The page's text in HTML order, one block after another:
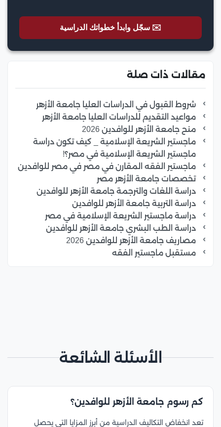
✉️ سجّل وابدأ خطواتك الدراسية
مقالات ذات صلة
شروط القبول في الدراسات العليا جامعة الأزهر
مواعيد التقديم للدراسات العليا جامعة الأزهر
منح جامعة الأزهر للوافدين 2026
ماجستير الشريعة الإسلامية _ كيف تكون دراسة
ماجستير الشريعة الإسلامية في مصر؟!
ماجستير الفقه المقارن في مصر في مصر للوافدين
تخصصات جامعة الأزهر مصر
دراسة اللغات والترجمة جامعة الأزهر للوافدين
دراسة التربية جامعة الأزهر للوافدين
دراسة ماجستير الشريعة الإسلامية في مصر
دراسة الطب البشري جامعة الأزهر للوافدين
مصاريف جامعة الأزهر للوافدين 2026
مستقبل ماجستير الفقه
الأسئلة الشائعة
كم رسوم جامعة الأزهر للوافدين؟
تعد انخفاض التكاليف الدراسية من أبرز المزايا التي يحصل